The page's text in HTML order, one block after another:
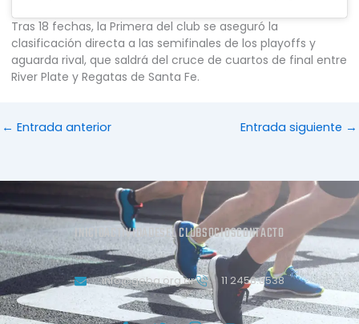
Tras 18 fechas, la Primera del club se aseguró la
clasificación directa a las semifinales de los playoffs y
aguarda rival, que saldrá del cruce de cuartos de final entre
River Plate y Regatas de Santa Fe.
← Entrada anterior Entrada siguiente →
INICIOACTIVIDADES EL CLUBSOCIOSCONTACTO
info@geba.org.ar 11 2458.3538